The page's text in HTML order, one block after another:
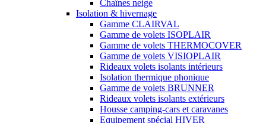
Chaînes neige
Isolation & hivernage
Gamme CLAIRVAL
Gamme de volets ISOPLAIR
Gamme de volets THERMOCOVER
Gamme de volets VISIOPLAIR
Rideaux volets isolants intérieurs
Isolation thermique phonique
Gamme de volets BRUNNER
Rideaux volets isolants extérieurs
Housse camping-cars et caravanes
Equipement spécial HIVER